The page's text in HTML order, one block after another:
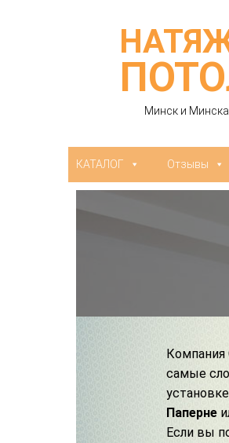
Минск и
КАТАЛОГ Отзывы
Компания
самые
Паперне
Если вы